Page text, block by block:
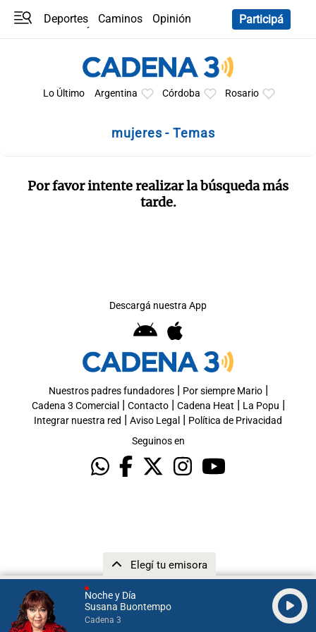
Noche y Día
Susana Buontempo
Cadena 3
Elegí tu emisora
Deportes Caminos
Opinión
Participá
Lo Último Argentina Córdoba Rosario
mujeres - Temas
Por favor intente realizar la búsqueda más
tarde.
Descargá nuestra App
Nuestros padres fundadores| Por siempre Mario|
Cadena 3 Comercial | Contacto| Cadena Heat | La Popu |
Integrar nuestra red | Aviso Legal | Política de Privacidad
Seguinos en